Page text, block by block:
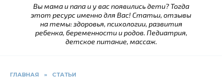
Вы мама и папа и у вас появились дети? Тогда
этот ресурс именно для Вас! Статьи, отзывы
на темы: здоровья, психологии, развития
ребенка, беременности и родов. Педиатрия,
детское питание, массаж.
ГЛАВНАЯ » СТАТЬИ